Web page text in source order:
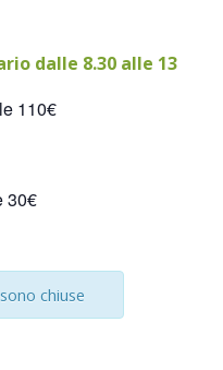
dalle 8.30 alle 13
110€
30€
chiuse